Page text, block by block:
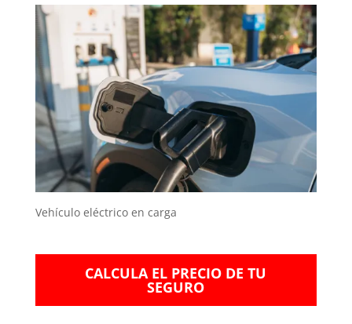
Vehículo eléctrico en carga
CALCULA EL PRECIO DE TU
SEGURO